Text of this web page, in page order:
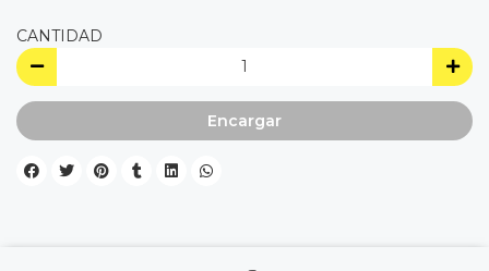
CANTIDAD
Encargar